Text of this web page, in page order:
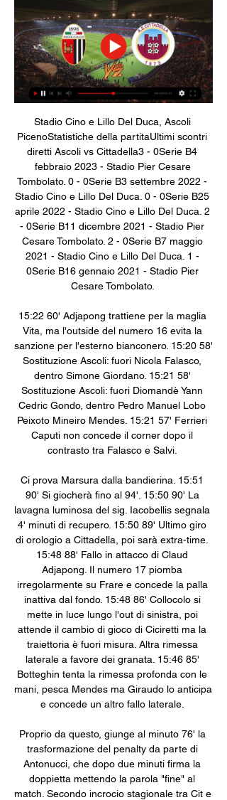
Stadio Cino e Lillo Del Duca, Ascoli
PicenoStatistiche della partitaUltimi scontri
diretti Ascoli vs Cittadella3 - 0Serie B4
febbraio 2023 - Stadio Pier Cesare
Tombolato. 0 - 0Serie B3 settembre 2022 -
Stadio Cino e Lillo Del Duca. 0 - 0Serie B25
aprile 2022 - Stadio Cino e Lillo Del Duca. 2
- 0Serie B11 dicembre 2021 - Stadio Pier
Cesare Tombolato. 2 - 0Serie B7 maggio
2021 - Stadio Cino e Lillo Del Duca. 1 -
0Serie B16 gennaio 2021 - Stadio Pier
Cesare Tombolato.
15:22 60' Adjapong trattiene per la maglia
Vita, ma l'outside del numero 16 evita la
sanzione per l'esterno bianconero. 15:20 58'
Sostituzione Ascoli: fuori Nicola Falasco,
dentro Simone Giordano. 15:21 58'
Sostituzione Ascoli: fuori Diomandè Yann
Cedric Gondo, dentro Pedro Manuel Lobo
Peixoto Mineiro Mendes. 15:21 57' Ferrieri
Caputi non concede il corner dopo il
contrasto tra Falasco e Salvi.
Ci prova Marsura dalla bandierina. 15:51
90' Si giocherà fino al 94'. 15:50 90' La
lavagna luminosa del sig. Iacobellis segnala
4' minuti di recupero. 15:50 89' Ultimo giro
di orologio a Cittadella, poi sarà extra-time.
15:48 88' Fallo in attacco di Claud
Adjapong. Il numero 17 piomba
irregolarmente su Frare e concede la palla
inattiva dal fondo. 15:48 86' Collocolo si
mette in luce lungo l'out di sinistra, poi
attende il cambio di gioco di Ciciretti ma la
traiettoria è fuori misura. Altra rimessa
laterale a favore dei granata. 15:46 85'
Botteghin tenta la rimessa profonda con le
mani, pesca Mendes ma Giraudo lo anticipa
e concede un altro fallo laterale.
Proprio da questo, giunge al minuto 76' la
trasformazione del penalty da parte di
Antonucci, che dopo due minuti firma la
doppietta mettendo la parola "fine" al
match. Secondo incrocio stagionale tra Cit e